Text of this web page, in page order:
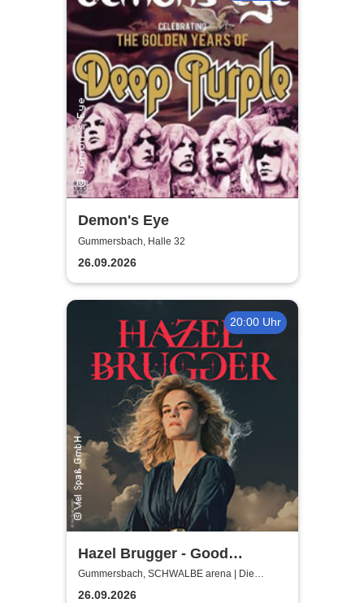
Demon's Eye
Gummersbach, Halle 32
26.09.2026
20:00 Uhr
Hazel Brugger - Good
Evening Europe
Gummersbach, SCHWALBE arena | Die
Schwalbe Arena Gummersbach
26.09.2026